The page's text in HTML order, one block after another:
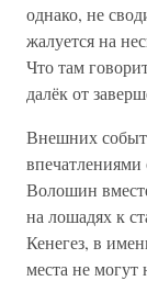
однако, не
жалуется на
Что там
далёк от
Внешних
впечатлениями
Волошин
на лошадях к
Кенегез, в
места не